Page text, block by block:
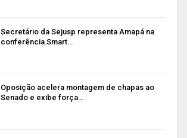
Secretário da Sejusp representa Amapá na
conferência Smart…
Oposição acelera montagem de chapas ao
Senado e exibe força…